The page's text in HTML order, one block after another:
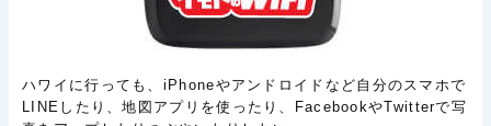
ハワイに行っても、iPhoneやアンドロイドなど自分のスマホで
LINEしたり、地図アプリを使ったり、FacebookやTwitterで写